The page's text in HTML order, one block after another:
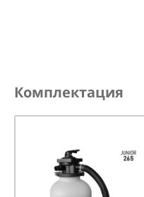
Комплектация